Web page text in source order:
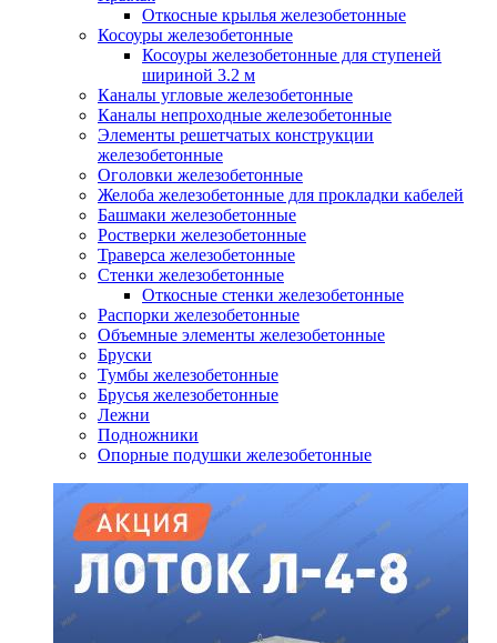
Откосные крылья железобетонные
Косоуры железобетонные
Косоуры железобетонные для ступеней
шириной 3.2 м
Каналы угловые железобетонные
Каналы непроходные железобетонные
Элементы решетчатых конструкции
железобетонные
Оголовки железобетонные
Желоба железобетонные для прокладки кабелей
Башмаки железобетонные
Ростверки железобетонные
Траверса железобетонные
Стенки железобетонные
Откосные стенки железобетонные
Распорки железобетонные
Объемные элементы железобетонные
Бруски
Тумбы железобетонные
Брусья железобетонные
Лежни
Подножники
Опорные подушки железобетонные